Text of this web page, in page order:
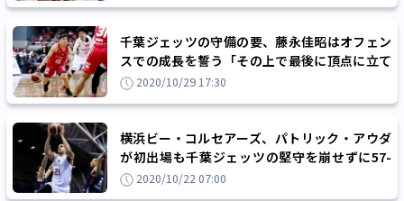
千葉ジェッツの守備の要、藤永佳昭はオフェン
スでの成長を誓う「その上で最後に頂点に立て
れば」2020/10/29 17:30
横浜ビー・コルセアーズ、パトリック・アウダ
が初出場も千葉ジェッツの堅守を崩せずに57-
79と完敗
2020/10/22 07:00